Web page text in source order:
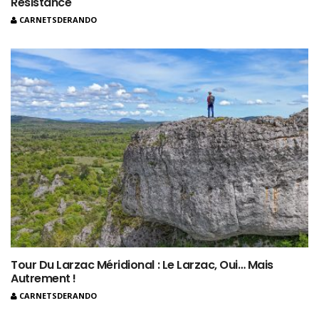
CARNETSDERANDO
Tour Du Larzac Méridional : Le Larzac, Oui… Mais
Autrement !
CARNETSDERANDO